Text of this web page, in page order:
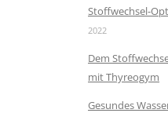
Stoffwechsel-
2022
Dem
mit Thyreogym
Gesundes